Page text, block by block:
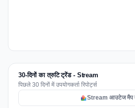
30-दिनों का त्रुटि ट्रेंड - Stream
पिछले 30 दिनों में उपयोगकर्ता रिपोर्ट्स
Stream आउटेज मैप